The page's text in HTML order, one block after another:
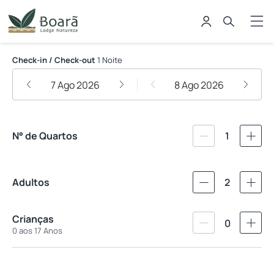
Boara Lodge Natureza
Check-in / Check-out 1 Noite
7 Ago 2026 8 Ago 2026
N° de Quartos 1
Adultos 2
Crianças
0 aos 17 Anos
0